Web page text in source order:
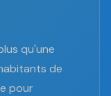
qu'une
de
pour